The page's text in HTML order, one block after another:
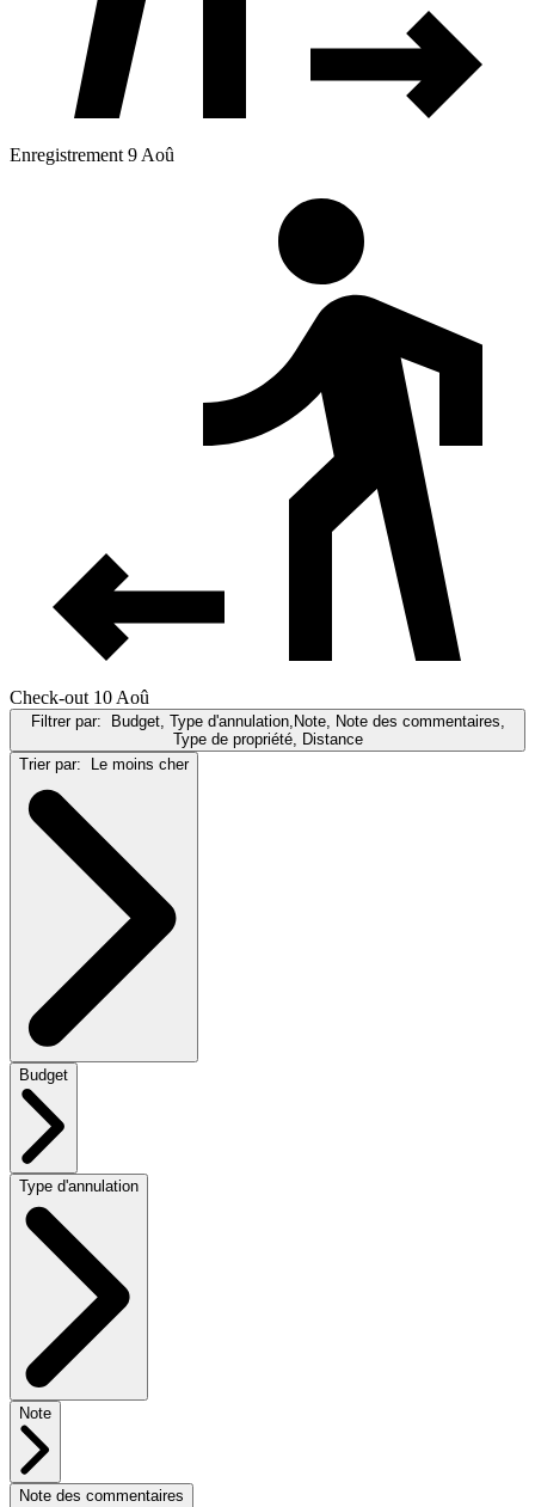
Enregistrement 9 Aoû
Check-out 10 Aoû
Filtrer par: Budget, Type d'annulation,Note, Note des commentaires,
Type de propriété, Distance
Trier par: Le moins cher
Budget
Type d'annulation
Note
Note des commentaires